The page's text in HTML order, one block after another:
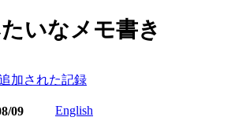
いなメモ書き
加された記録
09 English